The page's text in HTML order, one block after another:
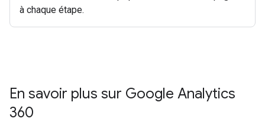
à chaque étape.
En savoir plus sur Google Analytics
360